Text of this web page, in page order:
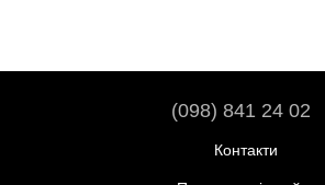
(098) 841 24 02
Контакти